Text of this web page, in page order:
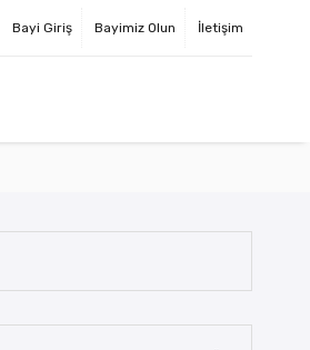
Bayi Giriş Bayimiz Olun İletişim